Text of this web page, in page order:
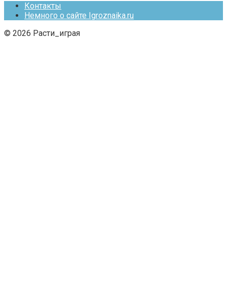
Контакты
Немного о сайте Igroznaika.ru
© 2026 Расти_играя